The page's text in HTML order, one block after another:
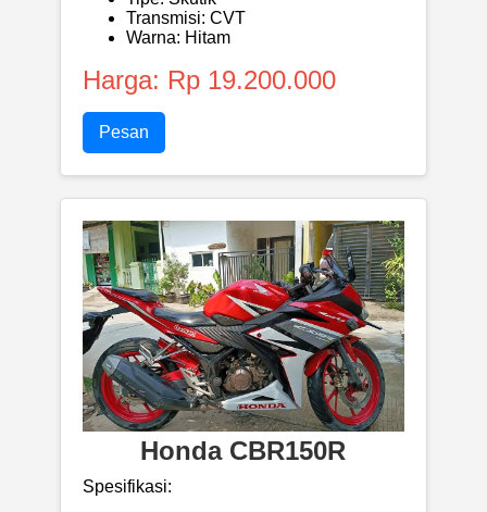
Transmisi: CVT
Warna: Hitam
Harga: Rp 19.200.000
Pesan
Honda CBR150R
Spesifikasi: